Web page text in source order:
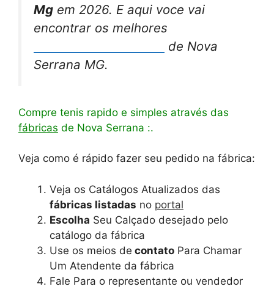
Mg em 2026. E aqui voce vai
encontrar os melhores
de Nova
Serrana MG.
Compre tenis rapido e simples através das
fábricas de Nova Serrana :.
Veja como é rápido fazer seu pedido na fábrica:
Veja os Catálogos Atualizados das
fábricas listadas no portal
Escolha Seu Calçado desejado pelo
catálogo da fábrica
Use os meios de contato Para Chamar
Um Atendente da fábrica
Fale Para o representante ou vendedor